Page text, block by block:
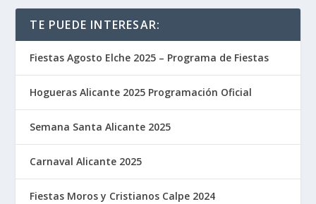
TE PUEDE INTERESAR:
Fiestas Agosto Elche 2025 – Programa de Fiestas
Hogueras Alicante 2025 Programación Oficial
Semana Santa Alicante 2025
Carnaval Alicante 2025
Fiestas Moros y Cristianos Calpe 2024